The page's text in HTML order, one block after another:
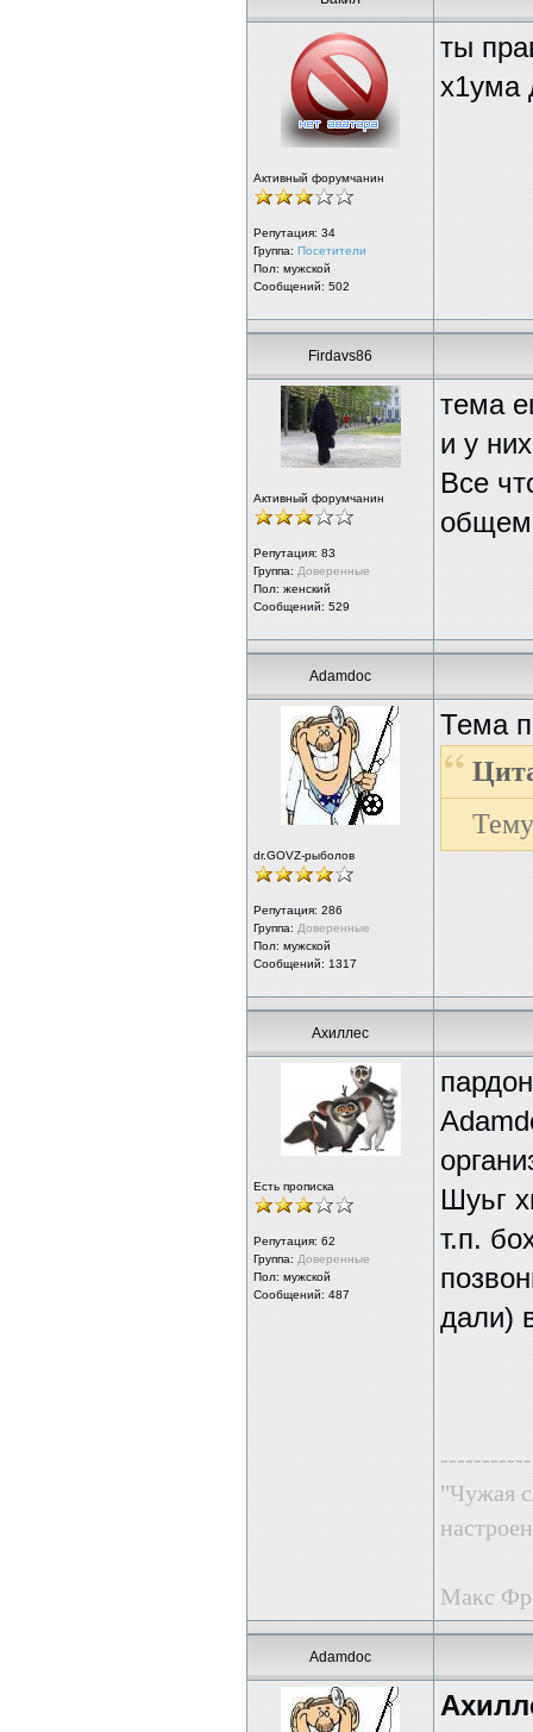
Активный форумчанин
Репутация: 34
Группа: Посетители
Пол: мужской
Сообщений: 502
ты
х1ума
Firdavs86
Активный форумчанин
Репутация: 83
Группа: Доверенные
Пол: женский
Сообщений: 529
тема
и у
Все
общем
Adamdoc
dr.GOVZ-рыболов
Репутация: 286
Группа: Доверенные
Пол: мужской
Сообщений: 1317
Тема
Ахиллес
Есть прописка
Репутация: 62
Группа: Доверенные
Пол: мужской
Сообщений: 487
Шуьг
т.п.
дали)
"Чужая
Макс
Adamdoc